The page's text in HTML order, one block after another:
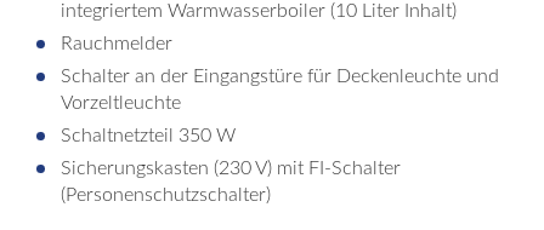
integriertem Warmwasserboiler (10 Liter Inhalt)
Rauchmelder
Schalter an der Eingangstüre für Deckenleuchte und
Vorzeltleuchte
Schaltnetzteil 350 W
Sicherungskasten (230 V) mit FI-Schalter
(Personenschutzschalter)